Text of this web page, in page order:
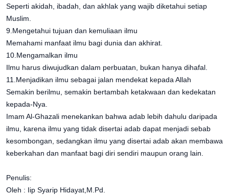
Seperti akidah, ibadah, dan akhlak yang wajib diketahui setiap
Muslim.
9.Mengetahui tujuan dan kemuliaan ilmu
Memahami manfaat ilmu bagi dunia dan akhirat.
10.Mengamalkan ilmu
Ilmu harus diwujudkan dalam perbuatan, bukan hanya dihafal.
11.Menjadikan ilmu sebagai jalan mendekat kepada Allah
Semakin berilmu, semakin bertambah ketakwaan dan kedekatan
kepada-Nya.
Imam Al-Ghazali menekankan bahwa adab lebih dahulu daripada
ilmu, karena ilmu yang tidak disertai adab dapat menjadi sebab
kesombongan, sedangkan ilmu yang disertai adab akan membawa
keberkahan dan manfaat bagi diri sendiri maupun orang lain.
Penulis:
Oleh : Iip Syarip Hidayat,M.Pd.